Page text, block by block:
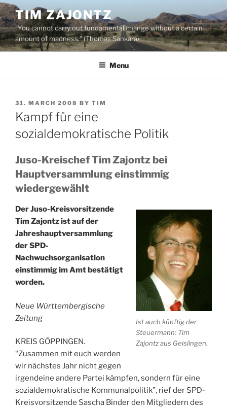
Skip
to
content
TIM ZAJONTZ
"You cannot carry out fundamental change without a certain
amount of madness." (Thomas Sankara)
Menu
POSTED
ON
31. MARCH 2008 BY TIM
Kampf für eine
sozialdemokratische Politik
Juso-Kreischef Tim Zajontz bei
Hauptversammlung einstimmig
wiedergewählt
Ist auch künftig der
Steuermann: Tim
Zajontz aus Geislingen.
Der Juso-Kreisvorsitzende
Tim Zajontz ist auf der
Jahreshauptversammlung
der SPD-
Nachwuchsorganisation
einstimmig im Amt bestätigt
worden.
Neue Württembergische
Zeitung
KREIS GÖPPINGEN.
“Zusammen mit euch werden
wir nächstes Jahr nicht gegen
irgendeine andere Partei kämpfen, sondern für eine
sozialdemokratische Kommunalpolitik”, rief der SPD-
Kreisvorsitzende Sascha Binder den Mitgliedern des